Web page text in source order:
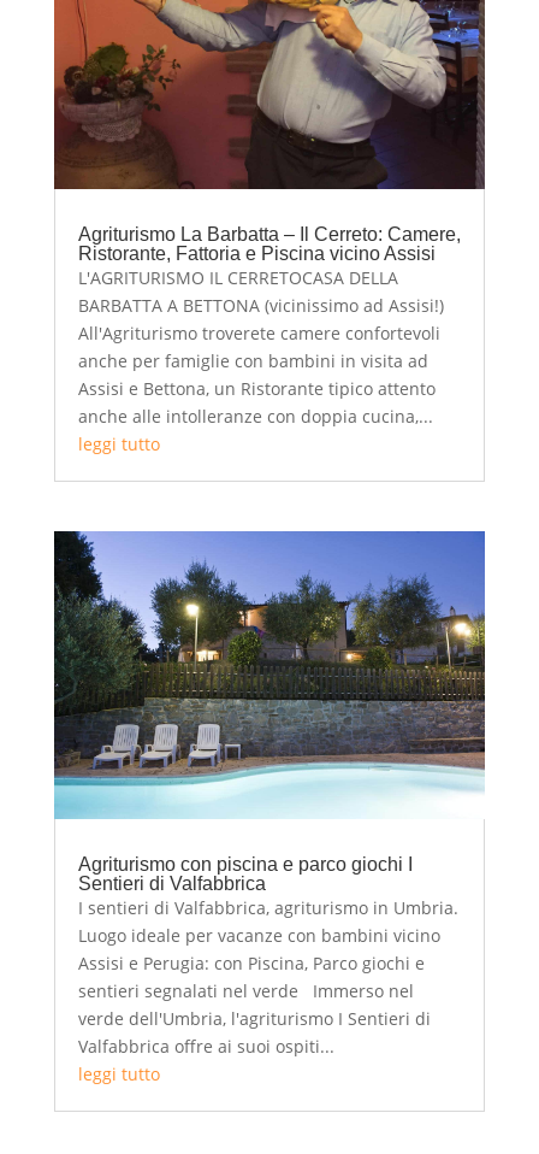
Agriturismo La Barbatta – Il Cerreto: Camere,
Ristorante, Fattoria e Piscina vicino Assisi
L'AGRITURISMO IL CERRETOCASA DELLA
BARBATTA A BETTONA (vicinissimo ad Assisi!)
All'Agriturismo troverete camere confortevoli
anche per famiglie con bambini in visita ad
Assisi e Bettona, un Ristorante tipico attento
anche alle intolleranze con doppia cucina,...
leggi tutto
Agriturismo con piscina e parco giochi I
Sentieri di Valfabbrica
I sentieri di Valfabbrica, agriturismo in Umbria.
Luogo ideale per vacanze con bambini vicino
Assisi e Perugia: con Piscina, Parco giochi e
sentieri segnalati nel verde Immerso nel
verde dell'Umbria, l'agriturismo I Sentieri di
Valfabbrica offre ai suoi ospiti...
leggi tutto